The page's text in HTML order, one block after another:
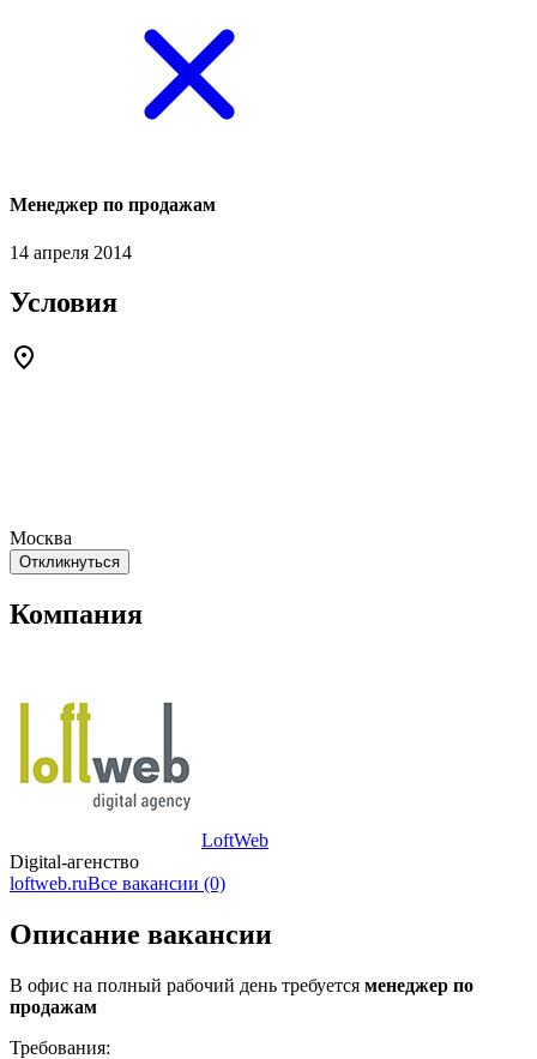
Менеджер по продажам
14 апреля 2014
Условия
Москва
Откликнуться
Компания
LoftWeb
Digital-агенство
loftweb.ruВсе вакансии (0)
Описание вакансии
В офис на полный рабочий день требуется менеджер по
продажам
Требования: